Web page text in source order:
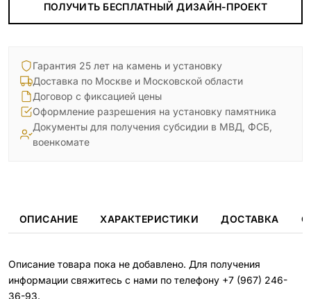
ПОЛУЧИТЬ БЕСПЛАТНЫЙ ДИЗАЙН-ПРОЕКТ
Гарантия 25 лет на камень и установку
Доставка по Москве и Московской области
Договор с фиксацией цены
Оформление разрешения на установку памятника
Документы для получения субсидии в МВД, ФСБ,
военкомате
ОПИСАНИЕ ХАРАКТЕРИСТИКИ ДОСТАВКА
Описание товара пока не добавлено. Для получения
информации свяжитесь с нами по телефону +7 (967) 246-
36-93.